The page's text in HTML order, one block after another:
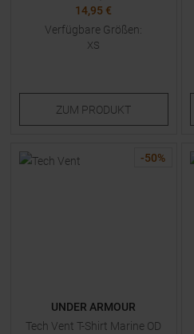
14,95 €
Verfügbare Größen:
XS
ZUM PRODUKT
-50%
UNDER ARMOUR
Tech Vent T-Shirt Marine OD